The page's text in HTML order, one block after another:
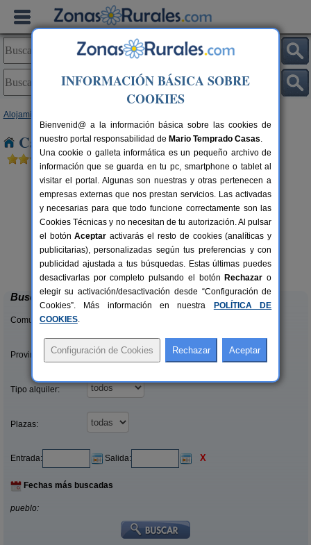
Alojamientos
Casas Rurales cerca de Almayate Bajo
54 pers.
desde20 €
Complejo Rural Jardines del Visir
Genalguacil (Málaga)
Buscar
Comunidades:
Provincias/Islas:
Tipo alquiler:
Plazas:
Entrada: Salida: X
Fechas más buscadas
pueblo:
INFORMACIÓN BÁSICA SOBRE
COOKIES
Bienvenid@ a la información básica sobre las cookies de
nuestro portal responsabilidad de Mario Temprado Casas.
Una cookie o galleta informática es un pequeño archivo de
información que se guarda en tu pc, smartphone o tablet al
visitar el portal. Algunas son nuestras y otras pertenecen a
empresas externas que nos prestan servicios. Las activadas
y necesarias para que todo funcione correctamente son las
Cookies Técnicas y no necesitan de tu autorización. Al pulsar
el botónAceptar activarás el resto de cookies (analíticas y
publicitarias), personalizadas según tus preferencias y con
publicidad ajustada a tus búsquedas. Estas últimas puedes
desactivarlas por completo pulsando el botón Rechazar o
elegir su activación/desactivación desde “Configuración de
Cookies”. Más información en nuestra
POLÍTICA DE
COOKIES.